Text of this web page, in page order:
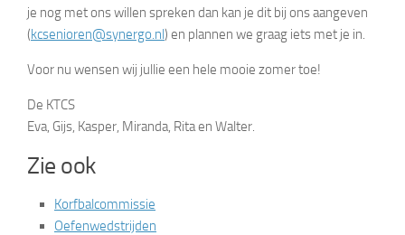
je nog met ons willen spreken dan kan je dit bij ons aangeven
(kcsenioren@synergo.nl) en plannen we graag iets met je in.
Voor nu wensen wij jullie een hele mooie zomer toe!
De KTCS
Eva, Gijs, Kasper, Miranda, Rita en Walter.
Zie ook
Korfbalcommissie
Oefenwedstrijden